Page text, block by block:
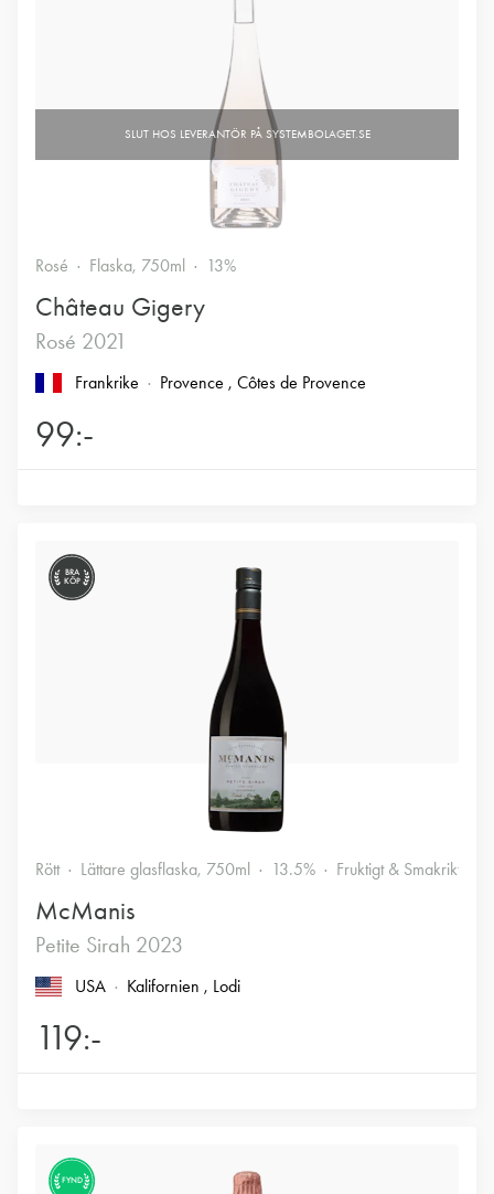
Rosé Flaska, 750ml 13%
Château Gigery
Rosé 2021
Frankrike Provence , Côtes de Provence
99:-
BRA
KÖP
Rött Lättare glasflaska, 750ml 13.5% Fruktigt & Smakrikt
McManis
Petite Sirah 2023
USA Kalifornien , Lodi
119:-
FYND